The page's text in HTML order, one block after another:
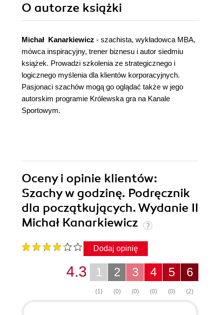
O autorze książki
Michał Kanarkiewicz - szachista, wykładowca MBA,
mówca inspiracyjny, trener biznesu i autor siedmiu
książek. Prowadzi szkolenia ze strategicznego i
logicznego myślenia dla klientów korporacyjnych.
Pasjonaci szachów mogą go oglądać także w jego
autorskim programie Królewska gra na Kanale
Sportowym.
Oceny i opinie klientów:
Szachy w godzinę. Podręcznik
dla początkujących. Wydanie II
Michał Kanarkiewicz
Dodaj opinię
6
(2)
5
(0)
4
(0)
3
(0)
2
(0)
1
(1)
4.3